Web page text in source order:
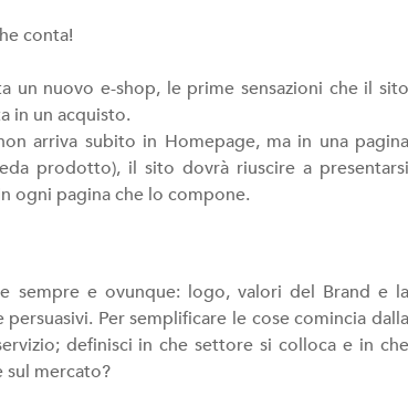
conta!
un nuovo e-shop, le prime sensazioni che il sito
in un acquisto.
arriva subito in Homepage, ma in una pagina
prodotto), il sito dovrà riuscire a presentarsi
ogni pagina che lo compone.
sempre e ovunque: logo, valori del Brand e la
Per semplificare le cose comincia dalla
definisci in che settore si colloca e in che
sul mercato?